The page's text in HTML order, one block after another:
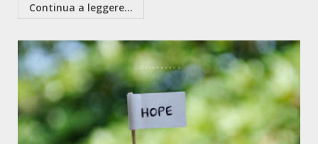
Continua a leggere...